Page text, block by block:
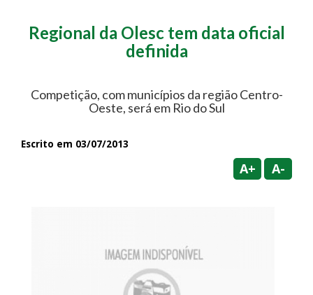
Regional da Olesc tem data oficial
definida
Competição, com municípios da região Centro-
Oeste, será em Rio do Sul
Escrito em 03/07/2013
A+ A-